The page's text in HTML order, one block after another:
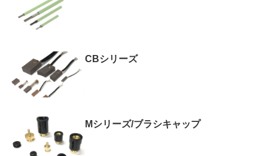
CBシリーズ
Mシリーズ/ブラシキャップ